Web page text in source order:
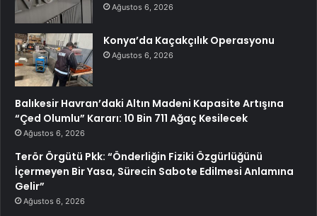
Ağustos 6, 2026
Konya’da Kaçakçılık Operasyonu
Ağustos 6, 2026
Balıkesir Havran’daki Altın Madeni Kapasite Artışına
“Çed Olumlu” Kararı: 10 Bin 711 Ağaç Kesilecek
Ağustos 6, 2026
Terör Örgütü Pkk: “Önderliğin Fiziki Özgürlüğünü
İçermeyen Bir Yasa, Sürecin Sabote Edilmesi Anlamına
Gelir”
Ağustos 6, 2026